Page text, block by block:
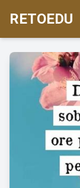
RETOEDU